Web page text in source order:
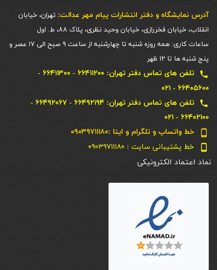
آدرس نمایشگاه و دفتر انتشارات پيام مهر عدالت: تهران، خیابان
انقلاب، خیابان فخررازی، خیابان وحید نظری، پلاک ۸۸، ط. اول
ساعات کاری: همه روزه شنبه تا چهارشنبه از ساعت ۹ صبح الی ۱۷ عصر و
پنج شنبه ها تا ۱۲ ظهر
local_phone
تلفن های تماس دفتر تهران: ۶۶۴۱۱۲۰۰ - ۶۶۴۱۱۳۰۰ -
۶۶۴۰۵۶۰۰ - ۰۲۱
local_phone
تلفن های تماس دفتر تهران: ۶۶۴۹۲۱۹۴ - ۶۶۴۹۲۰۶۷ -
۶۶۴۰۲۱۰۰ - ۰۲۱
phone_android خط واتساپ و تلگرام و ایتا :۰۹۰۳۹۷۱۱۱۸۰
phone_android خط پشتیبانی سایت : ۰۹۰۳۹۷۱۱۱۸۰
نماد اعتماد الکترونیکی